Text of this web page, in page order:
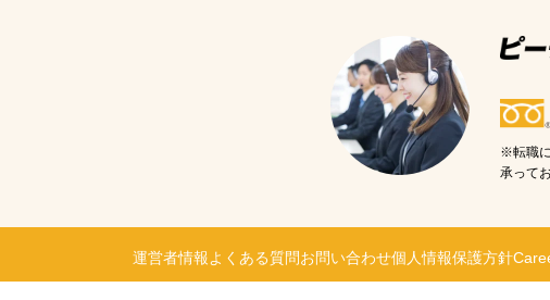
※転職
承って
運営者情報よくある質問お問い合わせ個人情報保護方針